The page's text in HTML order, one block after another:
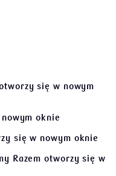
się w nowym
oknie
się w nowym oknie
Razemotworzy się w